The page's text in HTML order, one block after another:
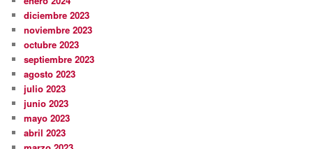
diciembre 2023
noviembre 2023
octubre 2023
septiembre 2023
agosto 2023
julio 2023
junio 2023
mayo 2023
abril 2023